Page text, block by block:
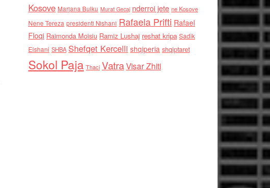
Kosove Marjana Bulku Murat Gecaj nderroi jete ne Kosove
Nene Tereza presidenti Nishani Rafaela Prifti Rafael
Floqi Raimonda Moisiu Ramiz Lushaj reshat kripa Sadik
Elshani SHBA Shefqet Kercelli shqiperia shqiptaret
Sokol Paja Thaci VatraVisar Zhiti